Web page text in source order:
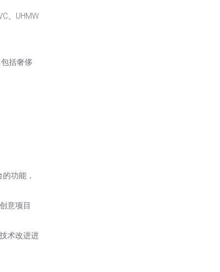
、UHMW
括奢侈
功能，
意项目
术改进进